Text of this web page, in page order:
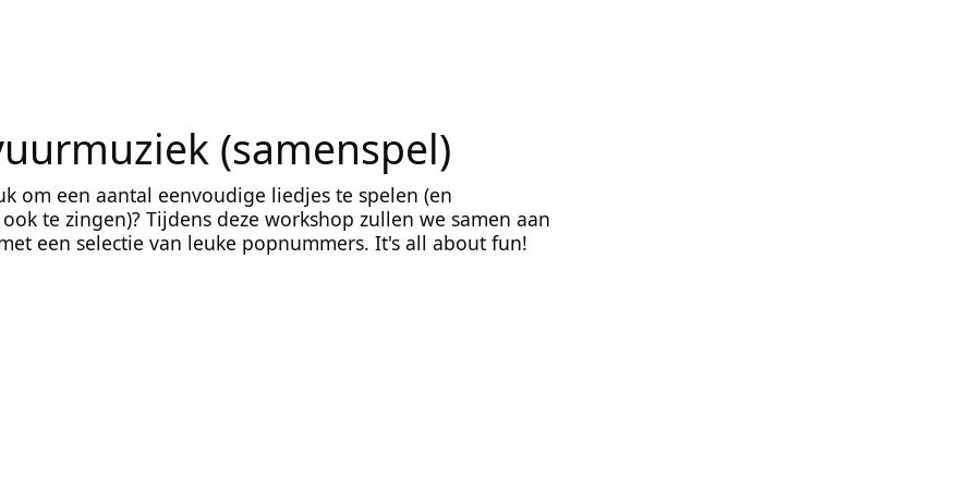
(samenspel)
om een aantal eenvoudige liedjes te spelen (en
te zingen)? Tijdens deze workshop zullen we samen aan
een selectie van leuke popnummers. It's all about fun!